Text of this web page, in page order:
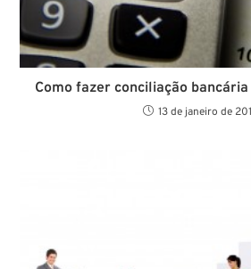
Como fazer conciliação
13 de janeiro de